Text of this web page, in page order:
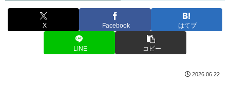
X Facebook はてブ
LINE コピー
2026.06.22